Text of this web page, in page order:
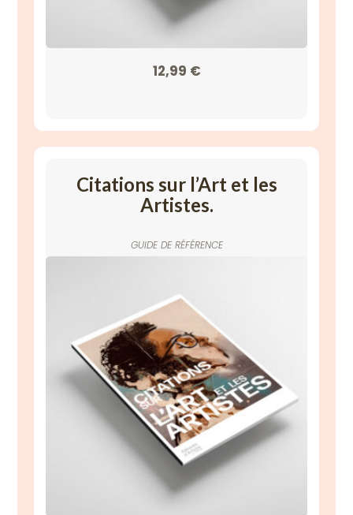
12,99 €
Citations sur l’Art et les
Artistes.
GUIDE DE RÉFÉRENCE